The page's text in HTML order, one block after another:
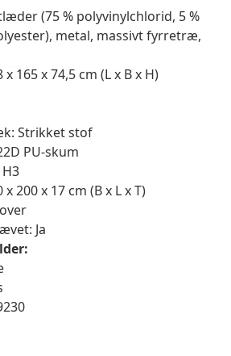
(75 % polyvinylchlorid, 5 %
metal, massivt fyrretræ,
165 x 74,5 cm (L x B x H)
Strikket stof
PU-skum
200 x 17 cm (B x L x T)
Ja